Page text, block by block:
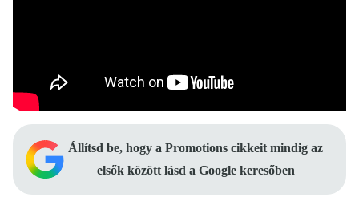
Állítsd be, hogy a Promotions cikkeit mindig az
elsők között lásd a Google keresőben